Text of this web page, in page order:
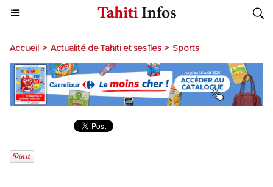
Accueil > Actualité de Tahiti et ses îles > Sports